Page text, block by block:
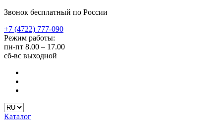
Звонок бесплатный по России
+7 (4722) 777-090
Режим работы:
пн-пт 8.00 – 17.00
сб-вс выходной
Каталог